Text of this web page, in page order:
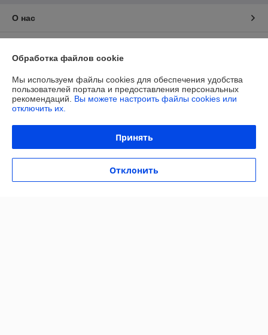
О нас
График работы
Политика обработки cookies
Обработка файлов cookie
Мы используем файлы cookies для обеспечения удобства
пользователей портала и предоставления персональных
рекомендаций. Вы можете настроить файлы cookies или
отключить их.
Принять
Отклонить